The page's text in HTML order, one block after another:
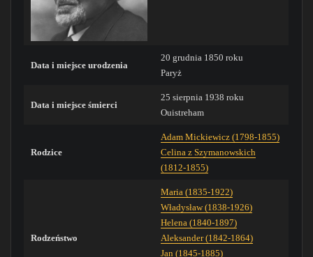
Data i miejsce urodzenia
20 grudnia 1850 roku
Paryż
Data i miejsce śmierci
25 sierpnia 1938 roku
Ouistreham
Rodzice
Adam Mickiewicz (1798-1855)
Celina z Szymanowskich
(1812-1855)
Rodzeństwo
Maria (1835-1922)
Władysław (1838-1926)
Helena (1840-1897)
Aleksander (1842-1864)
Jan (1845-1885)